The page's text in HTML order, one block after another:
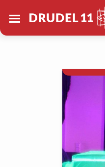
Drudel 11